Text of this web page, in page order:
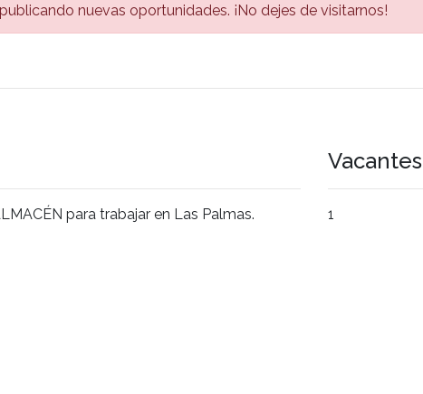
nuevas oportunidades. ¡No dejes de visitarnos!
para trabajar en Las Palmas.
Vacantes
1